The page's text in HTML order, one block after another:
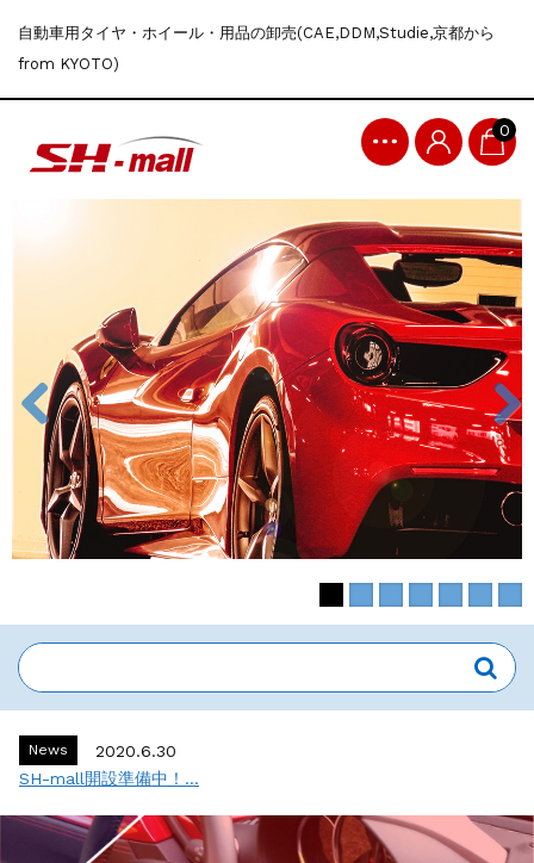
自動車用タイヤ・ホイール・用品の卸売(CAE,DDM,Studie,京都から
from KYOTO)
0
News
2020.6.30
SH-mall開設準備中！...